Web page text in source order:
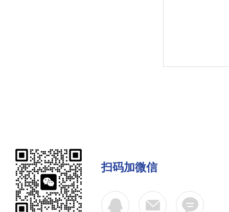
扫码加微信